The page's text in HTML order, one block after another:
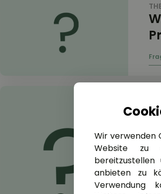
Wir verwenden
Website zu
anbieten zu
Verwendung